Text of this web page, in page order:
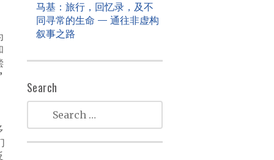
马基：旅行，回忆录，及不
同寻常的生命 — 通往非虚构
叙事之路
Search